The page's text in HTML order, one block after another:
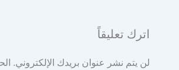
اترك تعليقاً
لن يتم نشر عنوان بريدك الإلكتروني.